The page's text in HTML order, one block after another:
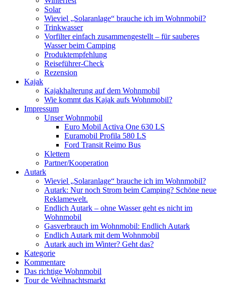
Solar
Wieviel „Solaranlage“ brauche ich im Wohnmobil?
Trinkwasser
Vorfilter einfach zusammengestellt – für sauberes
Wasser beim Camping
Produktempfehlung
Reiseführer-Check
Rezension
Kajak
Kajakhalterung auf dem Wohnmobil
Wie kommt das Kajak aufs Wohnmobil?
Impressum
Unser Wohnmobil
Euro Mobil Activa One 630 LS
Euramobil Profila 580 LS
Ford Transit Reimo Bus
Klettern
Partner/Kooperation
Autark
Wieviel „Solaranlage“ brauche ich im Wohnmobil?
Autark: Nur noch Strom beim Camping? Schöne neue
Reklamewelt.
Endlich Autark – ohne Wasser geht es nicht im
Wohnmobil
Gasverbrauch im Wohnmobil: Endlich Autark
Endlich Autark mit dem Wohnmobil
Autark auch im Winter? Geht das?
Kategorie
Kommentare
Das richtige Wohnmobil
Tour de Weihnachtsmarkt